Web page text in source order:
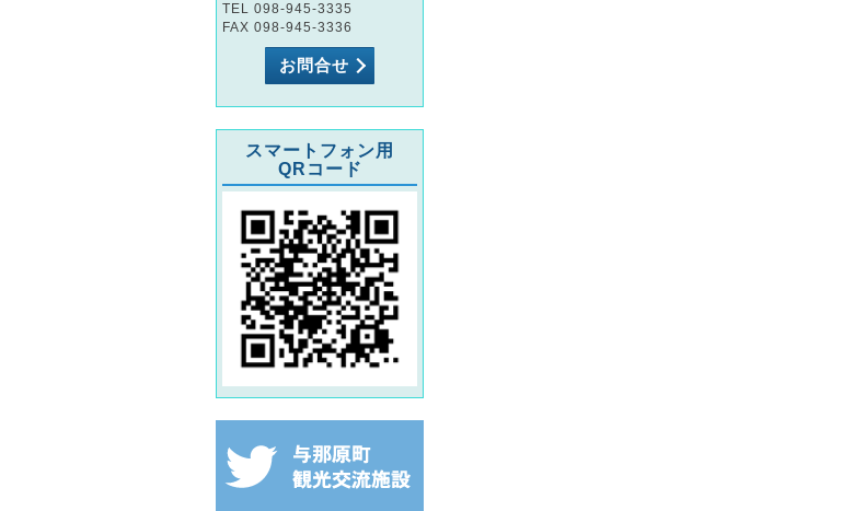
TEL 098-945-3335
FAX 098-945-3336
お問合せ
スマートフォン用
QRコード